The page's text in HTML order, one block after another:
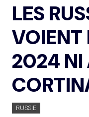
LES
VOIENT
2024
RUSSIE